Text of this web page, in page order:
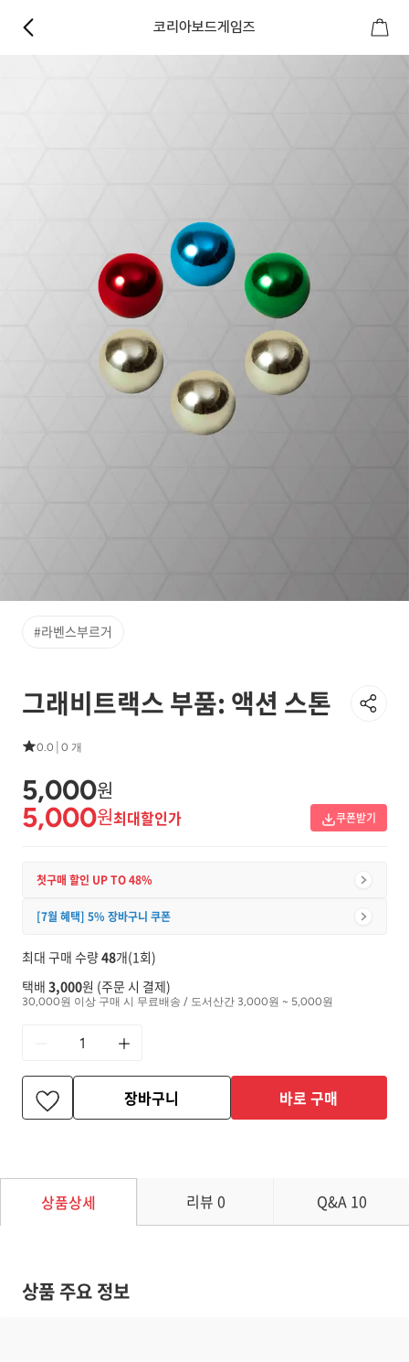
코리아보드게임즈
#라벤스부르거
그래비트랙스 부품: 액션 스톤
0.0 0 개
5,000원
5,000원최대할인가 쿠폰받기
첫구매 할인 UP TO 48%
[7월 혜택] 5% 장바구니 쿠폰
최대 구매 수량48개(1회)
택배 3,000원 (주문 시 결제)
30,000원 이상 구매 시 무료배송 / 도서산간 3,000원 ~ 5,000원
장바구니 바로 구매
상품상세 리뷰 0 Q&A 10
상품 주요 정보